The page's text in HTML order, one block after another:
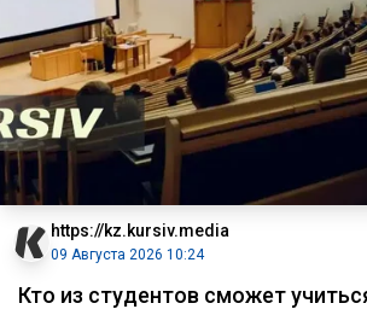
https://kz.kursiv.media
09 Августа 2026 10:24
Кто из студентов сможет